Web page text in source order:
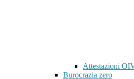
Attestazioni
Burocrazia zero